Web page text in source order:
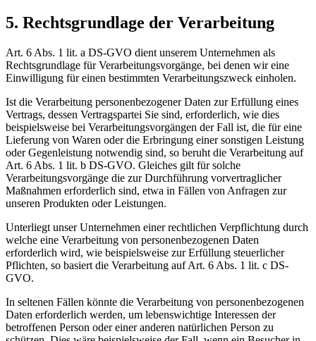
5. Rechtsgrundlage der Verarbeitung
Art. 6 Abs. 1 lit. a DS-GVO dient unserem Unternehmen als
Rechtsgrundlage für Verarbeitungsvorgänge, bei denen wir eine
Einwilligung für einen bestimmten Verarbeitungszweck einholen.
Ist die Verarbeitung personenbezogener Daten zur Erfüllung eines
Vertrags, dessen Vertragspartei Sie sind, erforderlich, wie dies
beispielsweise bei Verarbeitungsvorgängen der Fall ist, die für eine
Lieferung von Waren oder die Erbringung einer sonstigen Leistung
oder Gegenleistung notwendig sind, so beruht die Verarbeitung auf
Art. 6 Abs. 1 lit. b DS-GVO. Gleiches gilt für solche
Verarbeitungsvorgänge die zur Durchführung vorvertraglicher
Maßnahmen erforderlich sind, etwa in Fällen von Anfragen zur
unseren Produkten oder Leistungen.
Unterliegt unser Unternehmen einer rechtlichen Verpflichtung durch
welche eine Verarbeitung von personenbezogenen Daten
erforderlich wird, wie beispielsweise zur Erfüllung steuerlicher
Pflichten, so basiert die Verarbeitung auf Art. 6 Abs. 1 lit. c DS-
GVO.
In seltenen Fällen könnte die Verarbeitung von personenbezogenen
Daten erforderlich werden, um lebenswichtige Interessen der
betroffenen Person oder einer anderen natürlichen Person zu